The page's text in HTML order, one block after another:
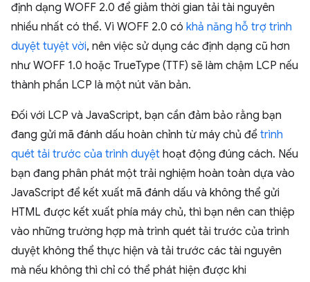
định dạng WOFF 2.0 để giảm thời gian tải tài nguyên
nhiều nhất có thể. Vì WOFF 2.0 có khả năng hỗ trợ trình
duyệt tuyệt vời, nên việc sử dụng các định dạng cũ hơn
như WOFF 1.0 hoặc TrueType (TTF) sẽ làm chậm LCP nếu
thành phần LCP là một nút văn bản.
Đối với LCP và JavaScript, bạn cần đảm bảo rằng bạn
đang gửi mã đánh dấu hoàn chỉnh từ máy chủ để trình
quét tải trước của trình duyệt hoạt động đúng cách. Nếu
bạn đang phân phát một trải nghiệm hoàn toàn dựa vào
JavaScript để kết xuất mã đánh dấu và không thể gửi
HTML được kết xuất phía máy chủ, thì bạn nên can thiệp
vào những trường hợp mà trình quét tải trước của trình
duyệt không thể thực hiện và tải trước các tài nguyên
mà nếu không thì chỉ có thể phát hiện được khi